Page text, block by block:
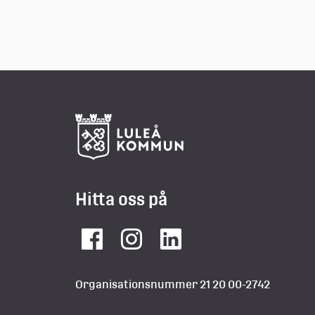
Hitta oss på
FacebookInstagramLinkedIn
Organisationsnummer 21 20 00-2742